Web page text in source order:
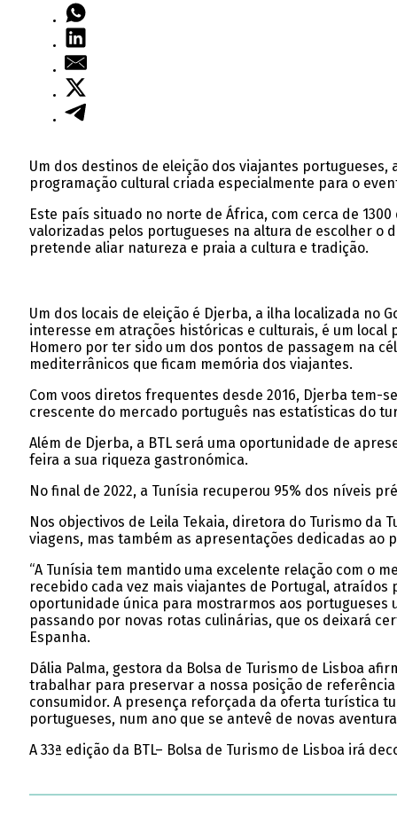
Um dos destinos de eleição dos viajantes
programação cultural criada especialmente para o
Este país situado no norte de África, com cerca de
valorizadas pelos portugueses na altura de escolher o
pretende aliar natureza e praia a cultura e tradição.
Um dos locais de eleição é Djerba, a ilha localizada no
interesse em atrações históricas e culturais, é um local
Homero por ter sido um dos pontos de passagem na
mediterrânicos que ficam memória dos viajantes.
Com voos diretos frequentes desde 2016, Djerba
crescente do mercado português nas estatísticas do
Além de Djerba, a BTL será uma oportunidade de
feira a sua riqueza gastronómica.
No final de 2022, a Tunísia recuperou 95% dos níveis
Nos objectivos de Leila Tekaia, diretora do Turismo da
viagens, mas também as apresentações dedicadas
“A Tunísia tem mantido uma excelente relação com o
recebido cada vez mais viajantes de Portugal,
oportunidade única para mostrarmos aos portugueses
passando por novas rotas culinárias, que os deixará
Espanha.
Dália Palma, gestora da Bolsa de Turismo de Lisboa
trabalhar para preservar a nossa posição de
consumidor. A presença reforçada da oferta turística
portugueses, num ano que se antevê de novas
A 33ª edição da BTL– Bolsa de Turismo de Lisboa irá